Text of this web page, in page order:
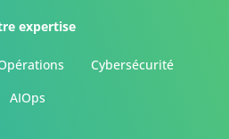
expertise
Cybersécurité
AIOps